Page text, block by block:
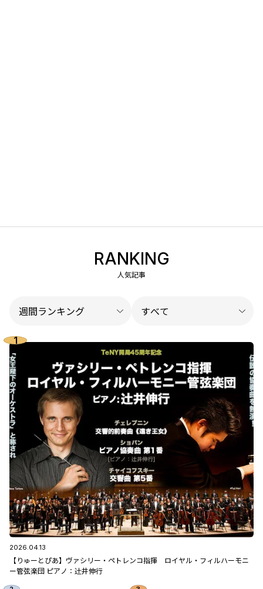
RANKING
人気記事
2026.04.13
【りゅーとぴあ】ヴァシリー・ペトレンコ指揮 ロイヤル・フィルハーモニ
ー管弦楽団 ピアノ：辻󠄀井伸行